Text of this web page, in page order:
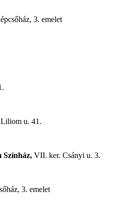
3. emelet
u. 41.
Színház, VII. ker. Csányi u. 3.
3. emelet